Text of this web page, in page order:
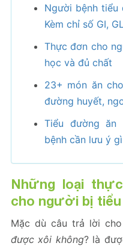
Người bệnh tiểu
Kèm chỉ số GI,
Thực đơn cho
học và đủ chất
23+ món ăn
đường huyết,
Tiểu đường ăn
bệnh cần lưu ý
Những loại
cho người bị
Mặc dù câu trả lời
được xôi không? là